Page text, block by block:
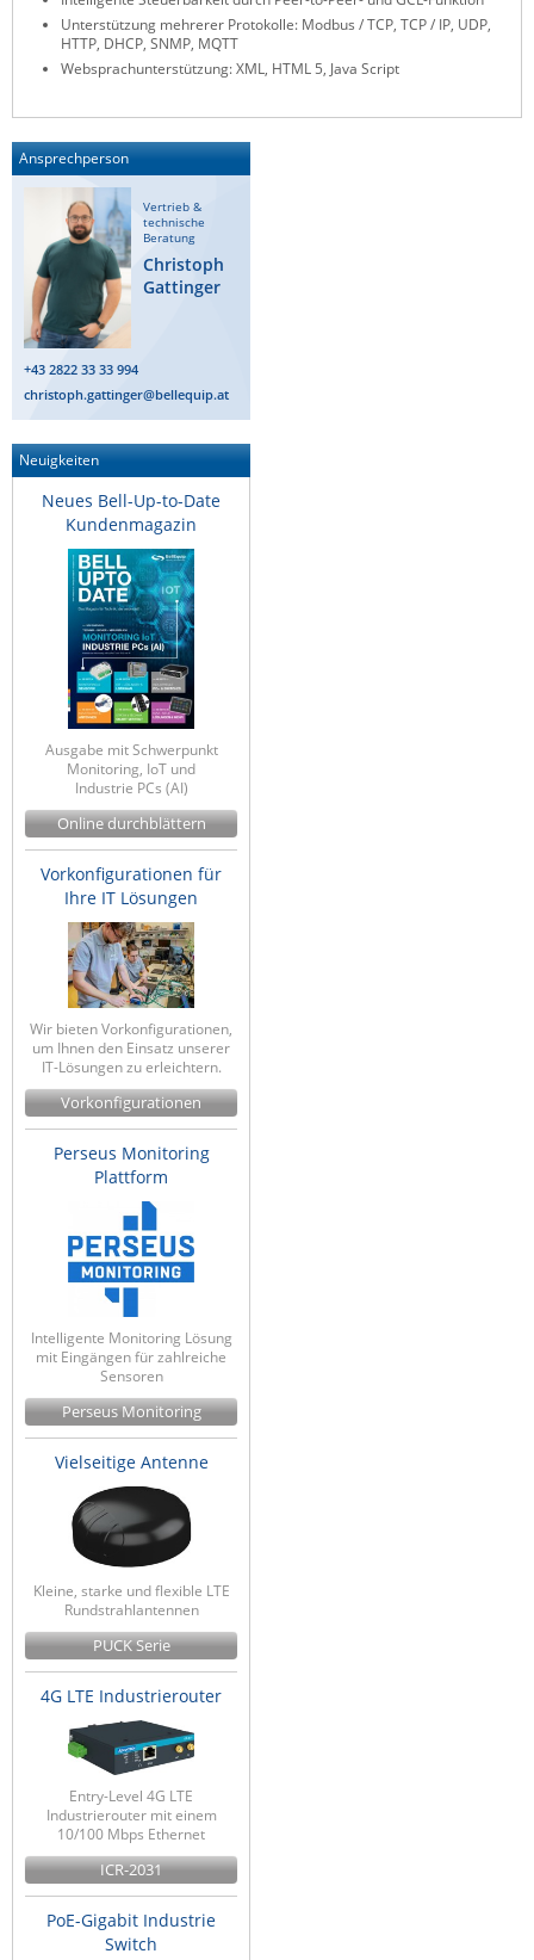
Sunbird
Tactical Software
TEKTELIC
Teltonika
Unwired Networks
Vision
WATTECO
Westermo
Yuasa
ZPE Systems
News zu unseren Herstellern
Unterstützung mehrerer Protokolle: Modbus / TCP, TCP / IP, UDP,
HTTP, DHCP, SNMP, MQTT
Websprachunterstützung: XML, HTML 5, Java Script
Ansprechperson
Vertrieb &
technische
Beratung
Christoph
Gattinger
+43 2822 33 33 994
christoph.gattinger@bellequip.at
Neuigkeiten
Neues Bell-Up-to-Date
Kundenmagazin
Ausgabe mit Schwerpunkt
Monitoring, IoT und
Industrie PCs (AI)
Online durchblättern
Vorkonfigurationen für
Ihre IT Lösungen
Wir bieten Vorkonfigurationen,
um Ihnen den Einsatz unserer
IT-Lösungen zu erleichtern.
Vorkonfigurationen
Perseus Monitoring
Plattform
Intelligente Monitoring Lösung
mit Eingängen für zahlreiche
Sensoren
Perseus Monitoring
Vielseitige Antenne
Kleine, starke und flexible LTE
Rundstrahlantennen
PUCK Serie
4G LTE Industrierouter
Entry-Level 4G LTE
Industrierouter mit einem
10/100 Mbps Ethernet
ICR-2031
PoE-Gigabit Industrie
Switch